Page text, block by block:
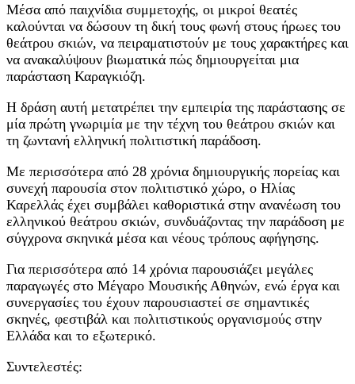
Μέσα από παιχνίδια συμμετοχής, οι μικροί θεατές
καλούνται να δώσουν τη δική τους φωνή στους ήρωες του
θεάτρου σκιών, να πειραματιστούν με τους χαρακτήρες και
να ανακαλύψουν βιωματικά πώς δημιουργείται μια
παράσταση Καραγκιόζη.
Η δράση αυτή μετατρέπει την εμπειρία της παράστασης σε
μία πρώτη γνωριμία με την τέχνη του θεάτρου σκιών και
τη ζωντανή ελληνική πολιτιστική παράδοση.
Με περισσότερα από 28 χρόνια δημιουργικής πορείας και
συνεχή παρουσία στον πολιτιστικό χώρο, ο Ηλίας
Καρελλάς έχει συμβάλει καθοριστικά στην ανανέωση του
ελληνικού θεάτρου σκιών, συνδυάζοντας την παράδοση με
σύγχρονα σκηνικά μέσα και νέους τρόπους αφήγησης.
Για περισσότερα από 14 χρόνια παρουσιάζει μεγάλες
παραγωγές στο Μέγαρο Μουσικής Αθηνών, ενώ έργα και
συνεργασίες του έχουν παρουσιαστεί σε σημαντικές
σκηνές, φεστιβάλ και πολιτιστικούς οργανισμούς στην
Ελλάδα και το εξωτερικό.
Συντελεστές: